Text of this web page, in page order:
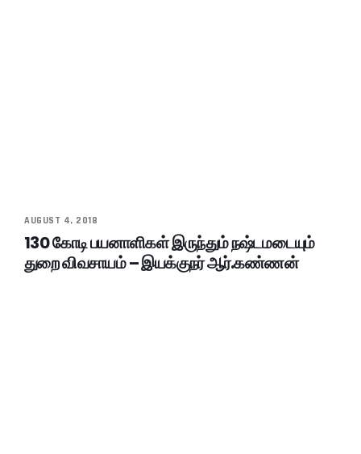
AUGUST 4, 2018
130 கோடி பயனாளிகள் இருந்தும் நஷ்டமடையும்
துறை விவசாயம் – இயக்குநர் ஆர்.கண்ணன்